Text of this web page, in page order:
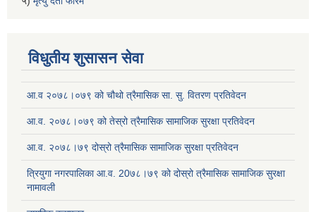
विधुतीय शुसासन सेवा
आ.व २०७८।०७९ को चौथो त्रैमासिक सा. सु. वितरण प्रतिवेदन
आ.व. २०७८।०७९ को तेस्रो त्रैमासिक सामाजिक सुरक्षा प्रतिवेदन
आ.व. २०७८।७९ दोस्रो त्रैमासिक सामाजिक सुरक्षा प्रतिवेदन
त्रियुगा नगरपालिका आ.व. 20७८।७९ को दोस्रो त्रैमासिक सामाजिक सुरक्षा
नामावली